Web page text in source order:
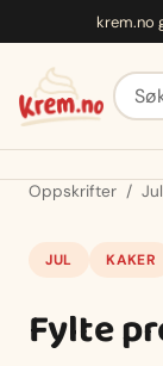
innhold
krem.no
Søk
Oppskrifter / Jul
JUL KAKER
Fylte